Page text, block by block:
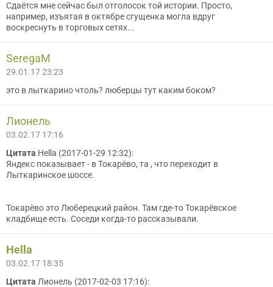
Сдаётся мне сейчас был отголосок той истории. Просто,
например, изъятая в октябре сгущенка могла вдруг
воскреснуть в торговых сетях...
SeregaM
29.01.17 23:23
это в лыткарино чтоль? люберцы тут каким боком?
Лионель
03.02.17 17:16
Цитата Hella (2017-01-29 12:32):
Яндекс показывает - в Токарёво, та , что переходит в
Лыткаринское шоссе.
Токарёво это Люберецкий район. Там где-то Токарёвское
кладбище есть. Соседи когда-то рассказывали.
Hella
03.02.17 18:35
Цитата Лионель (2017-02-03 17:16):